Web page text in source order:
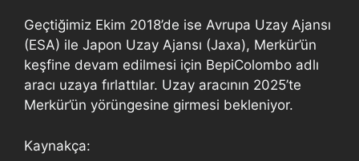
Geçtiğimiz Ekim 2018’de ise Avrupa Uzay Ajansı
(ESA) ile Japon Uzay Ajansı (Jaxa), Merkür’ün
keşfine devam edilmesi için BepiColombo adlı
aracı uzaya fırlattılar. Uzay aracının 2025’te
Merkür’ün yörüngesine girmesi bekleniyor.
Kaynakça: